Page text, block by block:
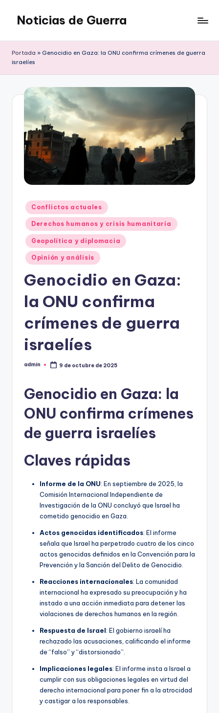
Saltar
contenido
Noticias de Guerra
Portada » Genocidio en Gaza: la ONU confirma crímenes de guerra
israelíes
Publicado
en
Conflictos actuales
Derechos humanos y crisis humanitaria
Geopolítica y diplomacia
Opinión y análisis
Genocidio en Gaza:
la ONU confirma
crímenes de guerra
israelíes
Publicado
admin 9 de octubre de 2025
Genocidio en Gaza: la
ONU confirma crímenes
de guerra israelíes
Claves rápidas
Informe de la ONU: En septiembre de 2025, la
Comisión Internacional Independiente de
Investigación de la ONU concluyó que Israel ha
cometido genocidio en Gaza.
Actos genocidas identificados: El informe
señala que Israel ha perpetrado cuatro de los cinco
actos genocidas definidos en la Convención para la
Prevención y la Sanción del Delito de Genocidio.
Reacciones internacionales: La comunidad
internacional ha expresado su preocupación y ha
instado a una acción inmediata para detener las
violaciones de derechos humanos en la región.
Respuesta de Israel: El gobierno israelí ha
rechazado las acusaciones, calificando el informe
de “falso” y “distorsionado”.
Implicaciones legales: El informe insta a Israel a
cumplir con sus obligaciones legales en virtud del
derecho internacional para poner fin a la atrocidad
y castigar a los responsables.